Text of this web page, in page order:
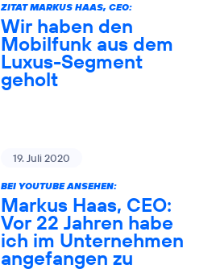
ZITAT MARKUS HAAS, CEO:
Wir haben den
Mobilfunk aus dem
Luxus-Segment
geholt
19. Juli 2020
BEI YOUTUBE ANSEHEN:
Markus Haas, CEO:
Vor 22 Jahren habe
ich im Unternehmen
angefangen zu